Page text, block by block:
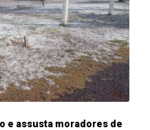
e assusta moradores de